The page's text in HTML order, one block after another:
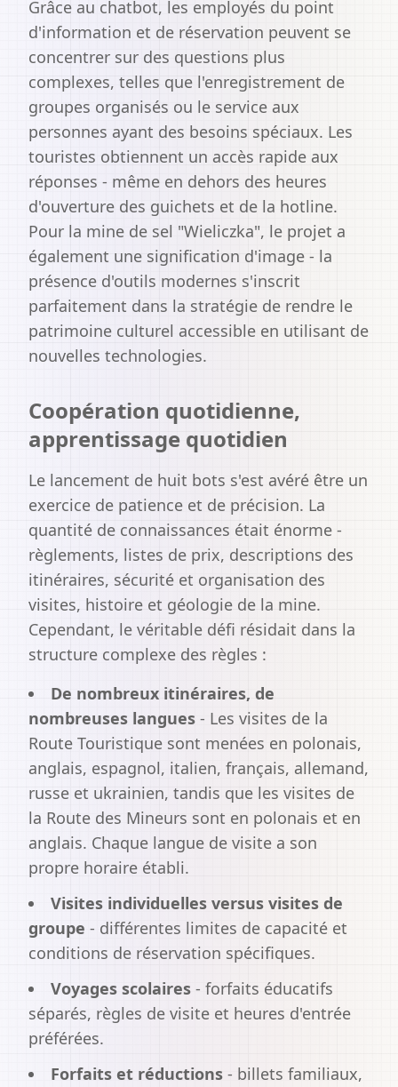
Grâce au chatbot, les employés du point
d'information et de réservation peuvent se
concentrer sur des questions plus
complexes, telles que l'enregistrement de
groupes organisés ou le service aux
personnes ayant des besoins spéciaux. Les
touristes obtiennent un accès rapide aux
réponses - même en dehors des heures
d'ouverture des guichets et de la hotline.
Pour la mine de sel "Wieliczka", le projet a
également une signification d'image - la
présence d'outils modernes s'inscrit
parfaitement dans la stratégie de rendre le
patrimoine culturel accessible en utilisant de
nouvelles technologies.
Coopération quotidienne,
apprentissage quotidien
Le lancement de huit bots s'est avéré être un
exercice de patience et de précision. La
quantité de connaissances était énorme -
règlements, listes de prix, descriptions des
itinéraires, sécurité et organisation des
visites, histoire et géologie de la mine.
Cependant, le véritable défi résidait dans la
structure complexe des règles :
De nombreux itinéraires, de
nombreuses langues - Les visites de la
Route Touristique sont menées en polonais,
anglais, espagnol, italien, français, allemand,
russe et ukrainien, tandis que les visites de
la Route des Mineurs sont en polonais et en
anglais. Chaque langue de visite a son
propre horaire établi.
Visites individuelles versus visites de
groupe - différentes limites de capacité et
conditions de réservation spécifiques.
Voyages scolaires - forfaits éducatifs
séparés, règles de visite et heures d'entrée
préférées.
Forfaits et réductions - billets familiaux,